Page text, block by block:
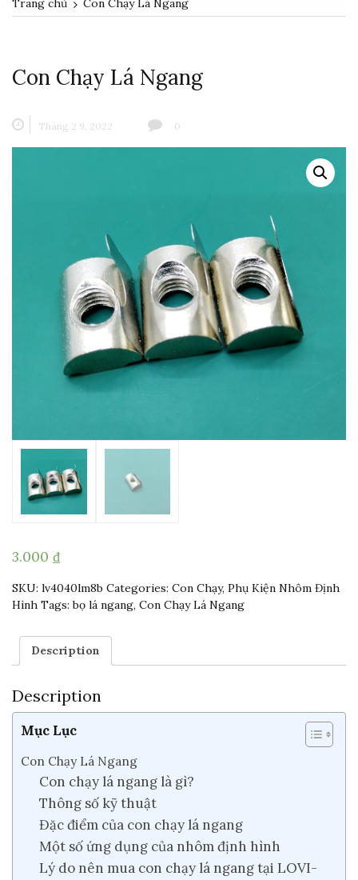
Con Chạy Lá Ngang
Tháng 2 9, 2022 0
3.000 ₫
SKU: lv4040lm8b Categories: Con Chạy, Phụ Kiện Nhôm Định
Hình Tags:bọ lá ngang, Con Chạy Lá Ngang
Description
Description
Mục Lục
Con Chạy Lá Ngang
Con chạy lá ngang là gì?
Thông số kỹ thuật
Đặc điểm của con chạy lá ngang
Một số ứng dụng của nhôm định hình
Lý do nên mua con chạy lá ngang tại LOVI-